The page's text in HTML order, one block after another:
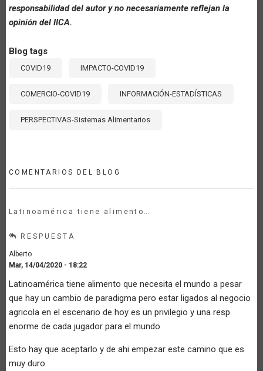
responsabilidad del autor y no necesariamente reflejan la
opinión del IICA.
Blog tags
COVID19 IMPACTO-COVID19
COMERCIO-COVID19 INFORMACIÓN-ESTADÍSTICAS
PERSPECTIVAS-Sistemas Alimentarios
COMENTARIOS DEL BLOG
Latinoamérica tiene alimento…
RESPUESTA
Alberto
Mar, 14/04/2020 - 18:22
Latinoamérica tiene alimento que necesita el mundo a pesar
que hay un cambio de paradigma pero estar ligados al negocio
agricola en el escenario de hoy es un privilegio y una resp
enorme de cada jugador para el mundo
Esto hay que aceptarlo y de ahi empezar este camino que es
muy duro